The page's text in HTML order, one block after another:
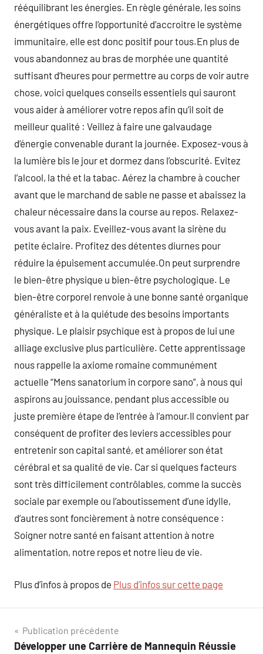
rééquilibrant les énergies. En règle générale, les soins
énergétiques offre l’opportunité d’accroitre le système
immunitaire, elle est donc positif pour tous.En plus de
vous abandonnez au bras de morphée une quantité
suffisant d’heures pour permettre au corps de voir autre
chose, voici quelques conseils essentiels qui sauront
vous aider à améliorer votre repos afin qu’il soit de
meilleur qualité : Veillez à faire une galvaudage
d’énergie convenable durant la journée. Exposez-vous à
la lumière bis le jour et dormez dans l’obscurité. Evitez
l’alcool, la thé et la tabac. Aérez la chambre à coucher
avant que le marchand de sable ne passe et abaissez la
chaleur nécessaire dans la course au repos. Relaxez-
vous avant la paix. Eveillez-vous avant la sirène du
petite éclaire. Profitez des détentes diurnes pour
réduire la épuisement accumulée.On peut surprendre
le bien-être physique u bien-être psychologique. Le
bien-être corporel renvoie à une bonne santé organique
généraliste et à la quiétude des besoins importants
physique. Le plaisir psychique est à propos de lui une
alliage exclusive plus particulière. Cette apprentissage
nous rappelle la axiome romaine communément
actuelle “Mens sanatorium in corpore sano”, à nous qui
aspirons au jouissance, pendant plus accessible ou
juste première étape de l’entrée à l’amour.Il convient par
conséquent de profiter des leviers accessibles pour
entretenir son capital santé, et améliorer son état
cérébral et sa qualité de vie. Car si quelques facteurs
sont très difficilement contrôlables, comme la succès
sociale par exemple ou l’aboutissement d’une idylle,
d’autres sont foncièrement à notre conséquence :
Soigner notre santé en faisant attention à notre
alimentation, notre repos et notre lieu de vie.
Plus d’infos à propos de Plus d’infos sur cette page
Navigation
Publication précédente
Développer une Carrière de Mannequin Réussie